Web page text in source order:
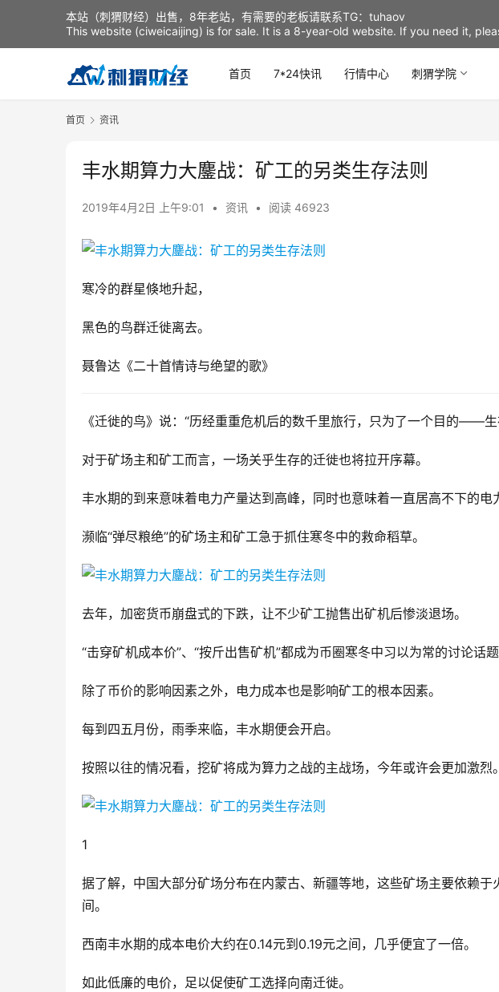
首页 7*24快讯 行情中心 刺猬学院
首页 资讯
丰水期算力大鏖战：矿工的另类生存法则
2019年4月2日 上午9:01 • 资讯 • 阅读 46923
寒冷的群星倏地升起，
黑色的鸟群迁徙离去。
聂鲁达《二十首情诗与绝望的歌》
《迁徙的鸟》说：“历经重重危机后的数千里旅行，只为了一个目的——
对于矿场主和矿工而言，一场关乎生存的迁徙也将拉开序幕。
丰水期的到来意味着电力产量达到高峰，同时也意味着一直居高不下的电
濒临“弹尽粮绝”的矿场主和矿工急于抓住寒冬中的救命稻草。
去年，加密货币崩盘式的下跌，让不少矿工抛售出矿机后惨淡退场。
“击穿矿机成本价”、“按斤出售矿机”都成为币圈寒冬中习以为常的讨论话题
除了币价的影响因素之外，电力成本也是影响矿工的根本因素。
每到四五月份，雨季来临，丰水期便会开启。
按照以往的情况看，挖矿将成为算力之战的主战场，今年或许会更加激烈。
1
据了解，中国大部分矿场分布在内蒙古、新疆等地，这些矿场主要依赖
间。
西南丰水期的成本电价大约在0.14元到0.19元之间，几乎便宜了一倍。
如此低廉的电价，足以促使矿工选择向南迁徙。
本站（刺猬财经）出售，8年老站，有需要的老板请联系TG：tuhaov
This website (ciweicaijing) is for sale. It is a 8-year-old website. If you need it,